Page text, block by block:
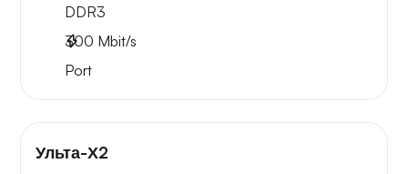
DDR3
300 Mbit/s
Port
Ульта-Х2